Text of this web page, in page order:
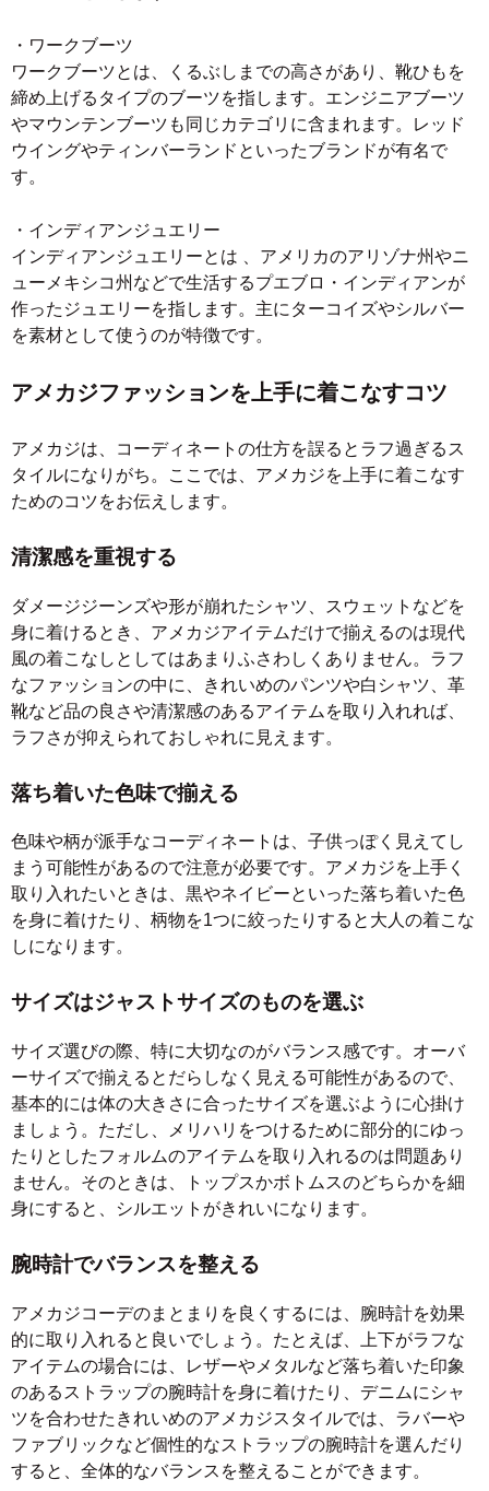
・ワークブーツ
ワークブーツとは、くるぶしまでの高さがあり、靴ひもを
締め上げるタイプのブーツを指します。エンジニアブーツ
やマウンテンブーツも同じカテゴリに含まれます。レッド
ウイングやティンバーランドといったブランドが有名で
す。
・インディアンジュエリー
インディアンジュエリーとは 、アメリカのアリゾナ州やニ
ューメキシコ州などで生活するプエブロ・インディアンが
作ったジュエリーを指します。主にターコイズやシルバー
を素材として使うのが特徴です。
アメカジファッションを上手に着こなすコツ
アメカジは、コーディネートの仕方を誤るとラフ過ぎるス
タイルになりがち。ここでは、アメカジを上手に着こなす
ためのコツをお伝えします。
清潔感を重視する
ダメージジーンズや形が崩れたシャツ、スウェットなどを
身に着けるとき、アメカジアイテムだけで揃えるのは現代
風の着こなしとしてはあまりふさわしくありません。ラフ
なファッションの中に、きれいめのパンツや白シャツ、革
靴など品の良さや清潔感のあるアイテムを取り入れれば、
ラフさが抑えられておしゃれに見えます。
落ち着いた色味で揃える
色味や柄が派手なコーディネートは、子供っぽく見えてし
まう可能性があるので注意が必要です。アメカジを上手く
取り入れたいときは、黒やネイビーといった落ち着いた色
を身に着けたり、柄物を1つに絞ったりすると大人の着こな
しになります。
サイズはジャストサイズのものを選ぶ
サイズ選びの際、特に大切なのがバランス感です。オーバ
ーサイズで揃えるとだらしなく見える可能性があるので、
基本的には体の大きさに合ったサイズを選ぶように心掛け
ましょう。ただし、メリハリをつけるために部分的にゆっ
たりとしたフォルムのアイテムを取り入れるのは問題あり
ません。そのときは、トップスかボトムスのどちらかを細
身にすると、シルエットがきれいになります。
腕時計でバランスを整える
アメカジコーデのまとまりを良くするには、腕時計を効果
的に取り入れると良いでしょう。たとえば、上下がラフな
アイテムの場合には、レザーやメタルなど落ち着いた印象
のあるストラップの腕時計を身に着けたり、デニムにシャ
ツを合わせたきれいめのアメカジスタイルでは、ラバーや
ファブリックなど個性的なストラップの腕時計を選んだり
すると、全体的なバランスを整えることができます。